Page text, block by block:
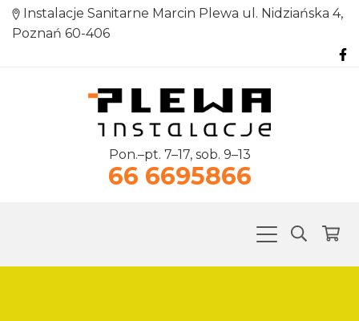
Instalacje Sanitarne Marcin Plewa ul. Nidziańska 4,
Poznań 60-406
Pon.–pt. 7–17, sob. 9–13
66 6695866